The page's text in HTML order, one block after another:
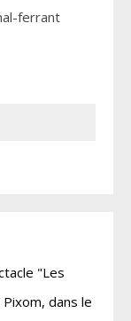
ferrant
"Les
dans le